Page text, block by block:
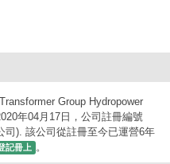
Group Hydropower
年04月17日，公司註冊編號
司). 該公司從註冊至今已運營6年
記冊上 。